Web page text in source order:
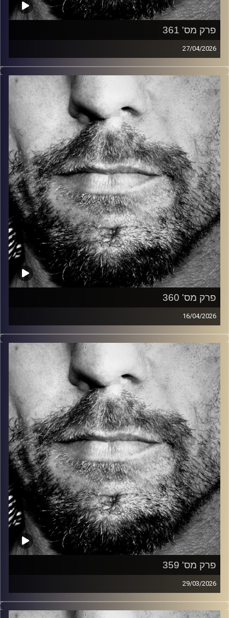
פרק מס' 361
27/04/2026
זיפים, מוזיקה מחוספסת של הופעות חיות. הרבה ג'אם, רוק,
בלוז, bluegrass, ג'אז, Fאנק, פרוגרסיב ואפילו אלקטרוניקה.
כל מה שחי, אמיתי ונושם.
עם שמוליק רגב.
קרדיט תמונות: David Goehring
פרק מס' 360
16/04/2026
זיפים, מוזיקה מחוספסת של הופעות חיות. הרבה ג'אם, רוק,
בלוז, bluegrass, ג'אז, Fאנק, פרוגרסיב ואפילו אלקטרוניקה.
כל מה שחי, אמיתי ונושם.
עם שמוליק רגב.
קרדיט תמונות: David Goehring
פרק מס' 359
29/03/2026
זיפים, מוזיקה מחוספסת של הופעות חיות. הרבה ג'אם, רוק,
בלוז, bluegrass, ג'אז, Fאנק, פרוגרסיב ואפילו אלקטרוניקה.